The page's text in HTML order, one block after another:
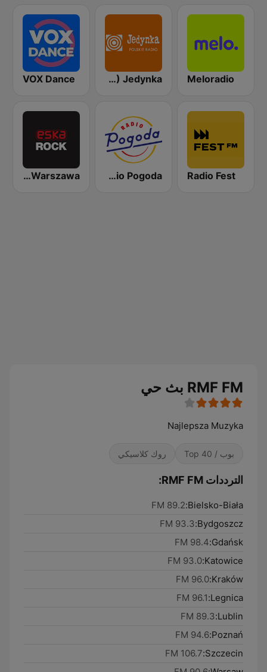
Meloradio
Polskie Radio Program I (PR1) Jedynka
VOX Dance
Radio Fest
Radio Pogoda
EskaROCK Warszawa
RMF FM بث حي
Najlepsza Muzyka
بوب / Top 40 روك كلاسيكي
الترددات RMF FM:
Bielsko-Biała:
89.2 FM
Bydgoszcz:
93.3 FM
Gdańsk:
98.4 FM
Katowice:
93.0 FM
Kraków:
96.0 FM
Legnica:
96.1 FM
Lublin:
89.3 FM
Poznań:
94.6 FM
Szczecin:
106.7 FM